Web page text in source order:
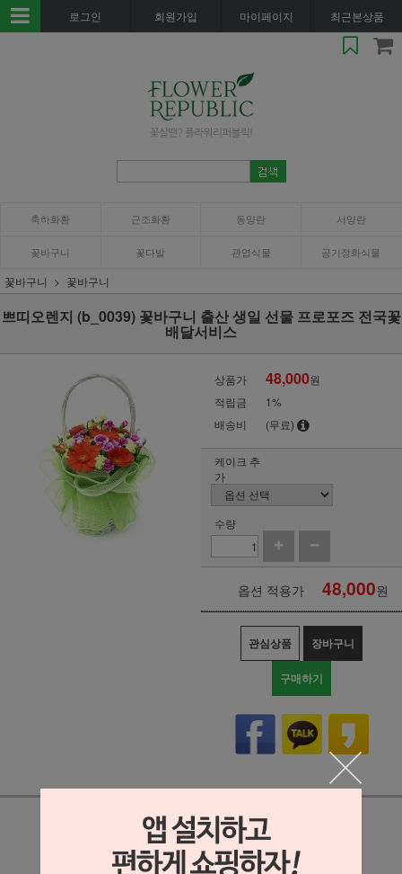
로그인 회원가입 마이페이지 최근본상품
축하화환 근조화환 동양란 서양란
꽃바구니 꽃다발 관엽식물 공기정화식물
꽃바구니 꽃바구니
쁘띠오렌지 (b_0039) 꽃바구니 출산 생일 선물 프로포즈 전국꽃
배달서비스
상품가 48,000원
적립금
1%
배송비
(무료)
케이크 추
가
수량
옵션 적용가 48,000원
관심상품 장바구니
구매하기
상세정보 새창 열기